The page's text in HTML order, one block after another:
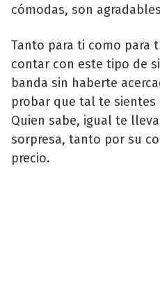
cómodas, son
Tanto para ti como para
contar con este tipo de
banda sin haberte
probar que tal te
Quien sabe, igual te
sorpresa, tanto por su
precio.